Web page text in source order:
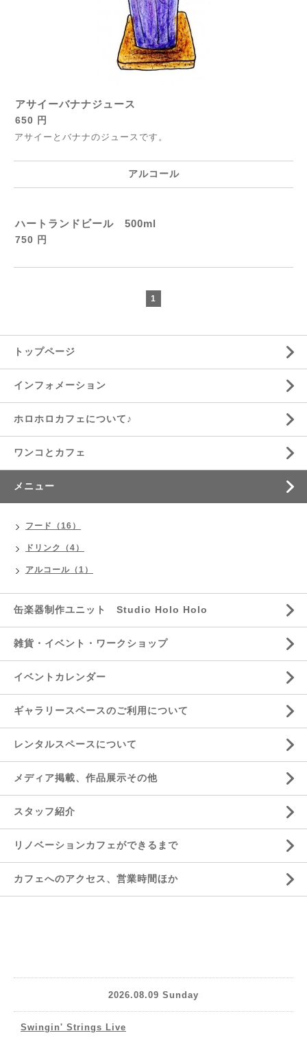
アサイーバナナジュース
650 円
アサイーとバナナのジュースです。
アルコール
ハートランドビール 500ml
750 円
1
トップページ
インフォメーション
ホロホロカフェについて♪
ワンコとカフェ
メニュー
フード（16）
ドリンク（4）
アルコール（1）
缶楽器制作ユニット Studio Holo Holo
雑貨・イベント・ワークショップ
イベントカレンダー
ギャラリースペースのご利用について
レンタルスペースについて
メディア掲載、作品展示その他
スタッフ紹介
リノベーションカフェができるまで
カフェへのアクセス、営業時間ほか
2026.08.09 Sunday
Swingin' Strings Live